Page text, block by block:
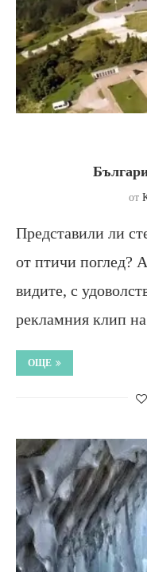
от
Представили ли
от птичи поглед?
видите, с
рекламния клип
ОЩЕ